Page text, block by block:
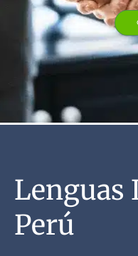
Lenguas
Perú